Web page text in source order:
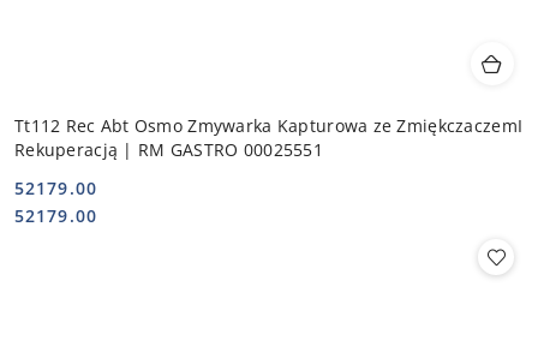
Tt112 Rec Abt Osmo Zmywarka Kapturowa ze ZmiękczaczemI
Rekuperacją | RM GASTRO 00025551
Cena:
52179.00
Cena:
52179.00